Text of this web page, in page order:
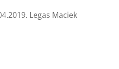
Legas Maciek